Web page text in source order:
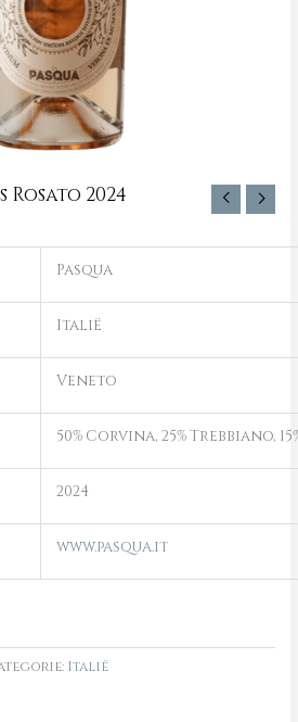
Rosato 2024
Pasqua
Italië
Veneto
50% Corvina, 25% Trebbiano,
2024
www.pasqua.it
Italië